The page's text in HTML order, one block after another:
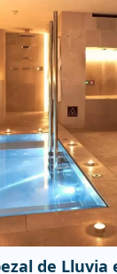
de Lluvia